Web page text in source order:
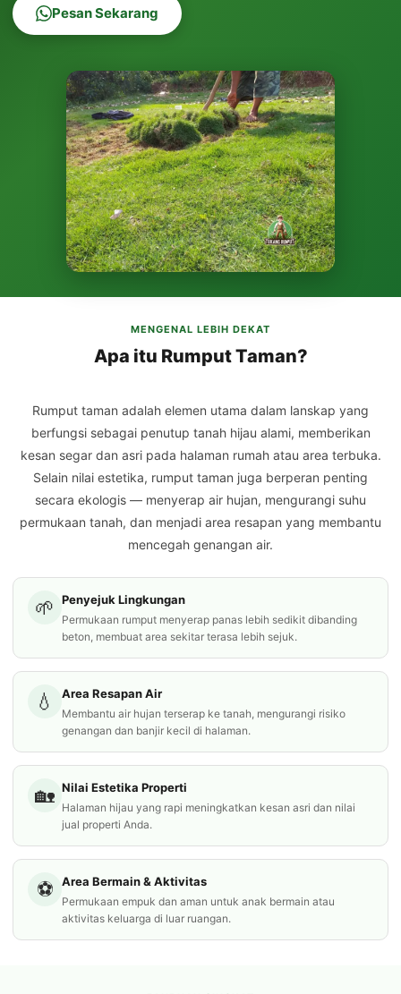
Pesan Sekarang
MENGENAL LEBIH DEKAT
Apa itu Rumput Taman?
Rumput taman adalah elemen utama dalam lanskap yang
berfungsi sebagai penutup tanah hijau alami, memberikan
kesan segar dan asri pada halaman rumah atau area terbuka.
Selain nilai estetika, rumput taman juga berperan penting
secara ekologis — menyerap air hujan, mengurangi suhu
permukaan tanah, dan menjadi area resapan yang membantu
mencegah genangan air.
🌱 Penyejuk Lingkungan
Permukaan rumput menyerap panas lebih sedikit dibanding
beton, membuat area sekitar terasa lebih sejuk.
💧 Area Resapan Air
Membantu air hujan terserap ke tanah, mengurangi risiko
genangan dan banjir kecil di halaman.
🏡 Nilai Estetika Properti
Halaman hijau yang rapi meningkatkan kesan asri dan nilai
jual properti Anda.
⚽ Area Bermain & Aktivitas
Permukaan empuk dan aman untuk anak bermain atau
aktivitas keluarga di luar ruangan.